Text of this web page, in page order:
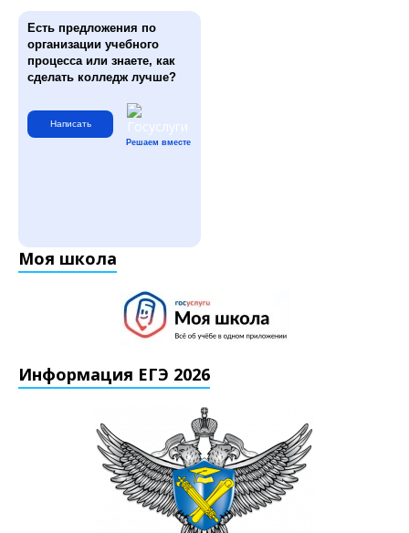
Есть предложения по
организации учебного
процесса или знаете, как
сделать колледж лучше?
Написать
Решаем вместе
Моя школа
Информация ЕГЭ 2026